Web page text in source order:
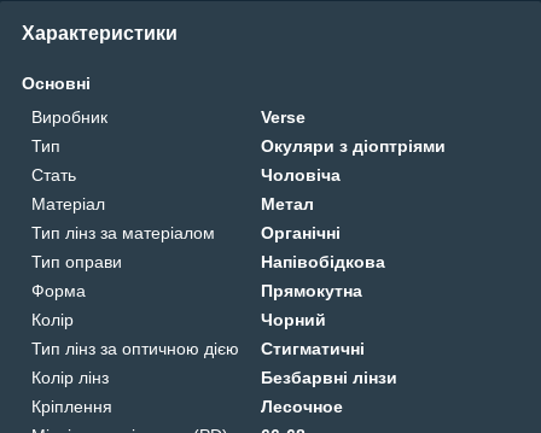
Характеристики
Основні
Виробник
Verse
Тип
Окуляри з діоптріями
Стать
Чоловіча
Матеріал
Метал
Тип лінз за матеріалом
Органічні
Тип оправи
Напівобідкова
Форма
Прямокутна
Колір
Чорний
Тип лінз за оптичною дією
Стигматичні
Колір лінз
Безбарвні лінзи
Кріплення
Лесочное